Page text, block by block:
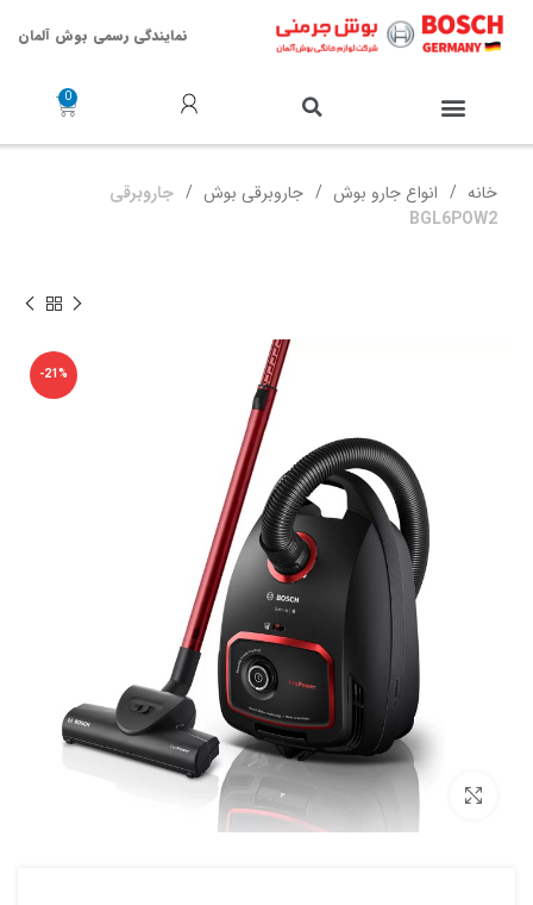
نمایندگی رسمی بوش آلمان
خانه انواع جارو بوش جاروبرقی بوش
جاروبرقی
BGL6POW2
-21%
بزرگنمایی تصویر